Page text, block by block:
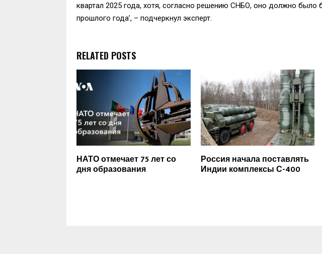
квартал 2025 года, хотя, согласно решению СНБО, оно должно было
прошлого года’, – подчеркнул эксперт.
RELATED POSTS
НАТО отмечает 75 лет со
дня образования
Россия начала поставлять
Индии комплексы С-400